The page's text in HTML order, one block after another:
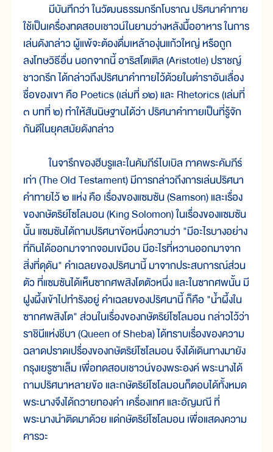
มีบันทึกว่า ในวัฒนธรรมกรีกโบราณ ปริศนาคำทาย
ใช้เป็นเครื่องทดสอบเชาวน์ในยามว่างหลังมื้ออาหาร ในการ
เล่นดังกล่าว ผู้แพ้จะต้องดื่มเหล้าองุ่นแก้วใหญ่ หรือถูก
ลงโทษวิธีอื่น นอกจากนี้ อาริสโตเติล (Aristotle) ปราชญ์
ชาวกรีก ได้กล่าวถึงปริศนาคำทายไว้ด้วยในตำราอันเลื่อง
ชื่อของเขา คือ Poetics (เล่มที่ ๑๒) และ Rhetorics (เล่มที่
๓ บทที่ ๒) ทำให้สันนิษฐานได้ว่า ปริศนาคำทายเป็นที่รู้จัก
กันดีในยุคสมัยดังกล่าว
ในจารึกของฮีบรูและในคัมภีร์ไบเบิล ภาคพระคัมภีร์
เก่า (The Old Testament) มีการกล่าวถึงการเล่นปริศนา
คำทายไว้ ๒ แห่ง คือ เรื่องของแซมซัน (Samson) และเรื่อง
ของกษัตริย์โซโลมอน (King Solomon) ในเรื่องของแซมซัน
นั้น แซมซันได้ถามปริศนาข้อหนึ่งความว่า "มีอะไรบางอย่าง
ที่กินได้ออกมาจากจอมเขมือบ มีอะไรที่หวานออกมาจาก
สิ่งที่ดุดัน" คำเฉลยของปริศนานี้ มาจากประสบการณ์ส่วน
ตัว ที่แซมซันได้เห็นซากศพสิงโตตัวหนึ่ง และในซากศพนั้น มี
ฝูงผึ้งเข้าไปทำรังอยู่ คำเฉลยของปริศนานี้ ก็คือ "น้ำผึ้งใน
ซากศพสิงโต" ส่วนในเรื่องของกษัตริย์โซโลมอน กล่าวไว้ว่า
ราชินีแห่งชีบา (Queen of Sheba) ได้ทราบเรื่องของความ
ฉลาดปราดเปรื่องของกษัตริย์โซโลมอน จึงได้เดินทางมายัง
กรุงเยรูซาเล็ม เพื่อทดสอบเชาวน์ของพระองค์ พระนางได้
ถามปริศนาหลายข้อ และกษัตริย์โซโลมอนก็ตอบได้ทั้งหมด
พระนางจึงได้ถวายทองคำ เครื่องเทศ และอัญมณี ที่
พระนางนำติดมาด้วย แด่กษัตริย์โซโลมอน เพื่อแสดงความ
คารวะ